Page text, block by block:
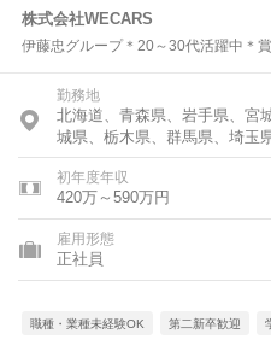
株式会社WECARS
伊藤忠グループ＊20～30代活躍中＊
勤務地
北海道、青森県、岩手県、宮
城県、栃木県、群馬県、埼玉
山県、石川県、福井県、新潟
県、愛知県、三重県、滋賀県
県、和歌山県、鳥取県、岡山
県、愛媛県、高知県、福岡県
県、宮崎県、鹿児島県、沖縄県
初年度年収
420万～590万円
雇用形態
正社員
職種・業種未経験OK 第二新卒歓迎